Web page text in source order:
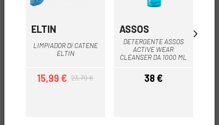
ELTIN
LIMPIADOR DI CATENE
ELTIN
Prezzo
15,99 €Prezzo base
23,70 €
ASSOS
DETERGENTE ASSOS
ACTIVE WEAR
CLEANSER DA 1000 ML
Prezzo
38 €